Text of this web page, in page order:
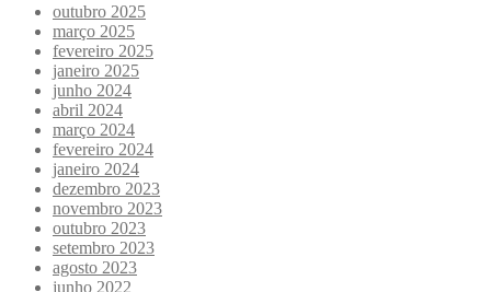
outubro 2025
março 2025
fevereiro 2025
janeiro 2025
junho 2024
abril 2024
março 2024
fevereiro 2024
janeiro 2024
dezembro 2023
novembro 2023
outubro 2023
setembro 2023
agosto 2023
junho 2022